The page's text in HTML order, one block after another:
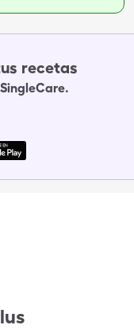
recetas